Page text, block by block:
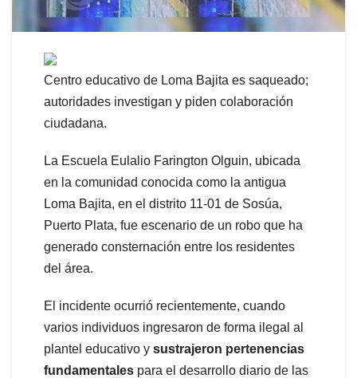
Centro educativo de Loma Bajita es saqueado;
autoridades investigan y piden colaboración
ciudadana.
La Escuela Eulalio Farington Olguin, ubicada
en la comunidad conocida como la antigua
Loma Bajita, en el distrito 11-01 de Sosúa,
Puerto Plata, fue escenario de un robo que ha
generado consternación entre los residentes
del área.
El incidente ocurrió recientemente, cuando
varios individuos ingresaron de forma ilegal al
plantel educativo y sustrajeron pertenencias
fundamentales para el desarrollo diario de las